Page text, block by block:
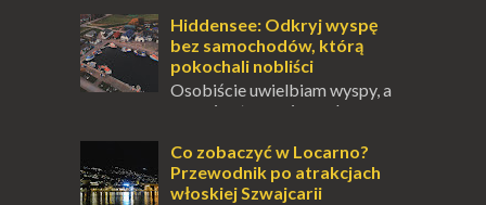
przetrwania lub romantycznym życiem. Dla
innych to nieustanne przebywanie z B...
Hiddensee: Odkryj wyspę
bez samochodów, którą
pokochali nobliści
Osobiście uwielbiam wyspy, a
uczucie otoczenia wodą
pośrodku Bałtyku? To zawsze brzmi jak
doskonał...
Co zobaczyć w Locarno?
Przewodnik po atrakcjach
włoskiej Szwajcarii